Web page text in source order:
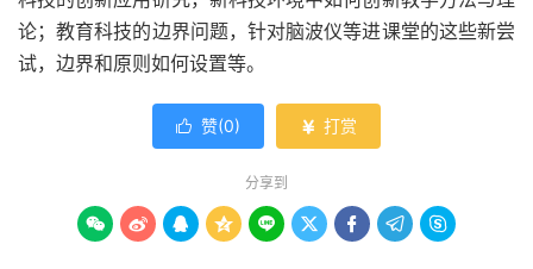
论；教育科技的边界问题，针对脑波仪等进课堂的这些新尝
试，边界和原则如何设置等。
 赞(0)  打赏
分享到
        